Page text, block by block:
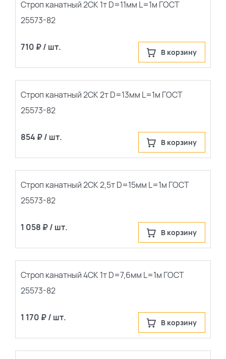
Строп канатный 2СК 1т D=11мм L=1м ГОСТ
25573-82
710 ₽ / шт. В корзину
Строп канатный 2СК 2т D=13мм L=1м ГОСТ
25573-82
854 ₽ / шт. В корзину
Строп канатный 2СК 2,5т D=15мм L=1м ГОСТ
25573-82
1 058 ₽ / шт. В корзину
Строп канатный 4СК 1т D=7,6мм L=1м ГОСТ
25573-82
1 170 ₽ / шт. В корзину